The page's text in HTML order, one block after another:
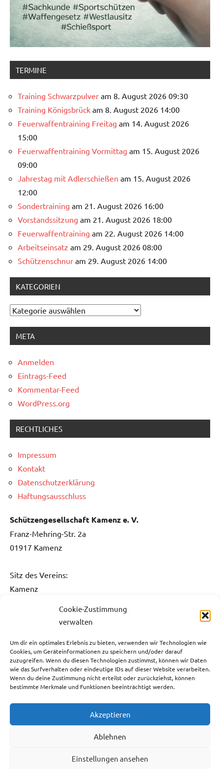
Cookie-Zustimmung
verwalten
Um dir ein optimales Erlebnis zu bieten, verwenden wir Technologien wie
Cookies, um Geräteinformationen zu speichern und/oder darauf
zuzugreifen. Wenn du diesen Technologien zustimmst, können wir Daten
wie das Surfverhalten oder eindeutige IDs auf dieser Website verarbeiten.
Wenn du deine Zustimmung nicht erteilst oder zurückziehst, können
bestimmte Merkmale und Funktionen beeinträchtigt werden.
Akzeptieren
Ablehnen
Einstellungen ansehen
TERMINE
Training Schwarzpulver am 8. August 2026 09:30
Training Königsbrück am 8. August 2026 14:00
Feuerwaffentraining Freitag am 14. August 2026
15:00
Feuerwaffentraining Vormittag am 15. August 2026
09:00
Jahrestag mit Adlerschießen am 15. August 2026
12:00
Sondertraining am 21. August 2026 16:00
Vorstandssitzung am 21. August 2026 18:00
Feuerwaffentraining am 22. August 2026 14:00
Arbeitseinsatz am 29. August 2026 08:00
Schützenschnur am 29. August 2026 14:00
KATEGORIEN
Kategorien
META
Anmelden
Eintrags-Feed
Kommentar-Feed
WordPress.org
RECHTLICHES
Impressum
Kontakt
Datenschutzerklärung
Haftungsausschluss
Schützengesellschaft Kamenz e. V.
Franz-Mehring-Str. 2a
01917 Kamenz
Sitz des Vereins:
Kamenz
Fon: 0151 / 5061 1482
Fax: 03578 / 3736 731
E-Mail:info@sg-kamenz.de
Bankverbindung:
Ostsächsische Sparkasse Dresden
IBAN: DE59 8505 0300 3110 0013 05